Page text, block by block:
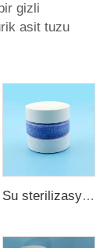
gizli
asit tuzu
Su sterilizasyonu tcca klor tablet 3 inçlik trikloroisocianurik asit